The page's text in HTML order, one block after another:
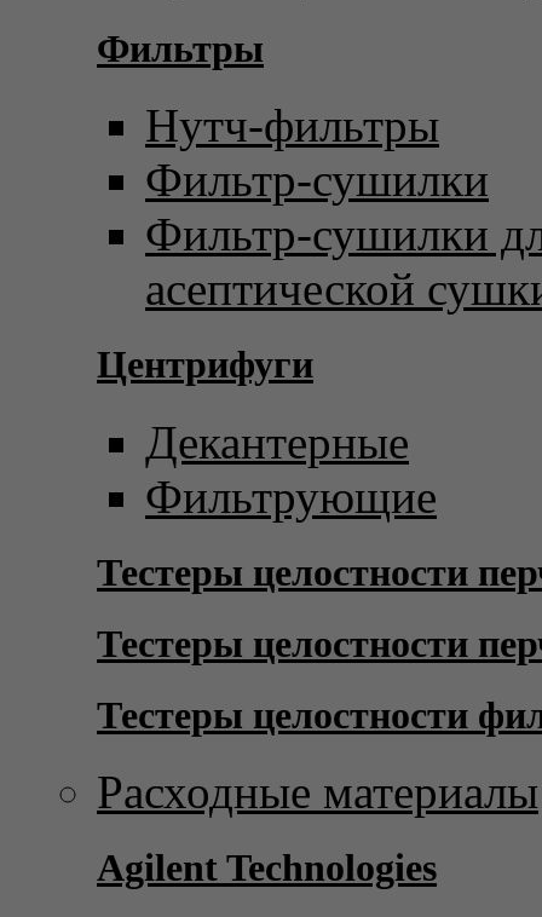
Фильтры
Нутч-фильтры
Фильтр-сушилки
Фильтр-сушилки
асептической
Центрифуги
Декантерные
Фильтрующие
Тестеры целостности
Тестеры целостности
Тестеры целостности
Расходные материалы
Agilent Technologies